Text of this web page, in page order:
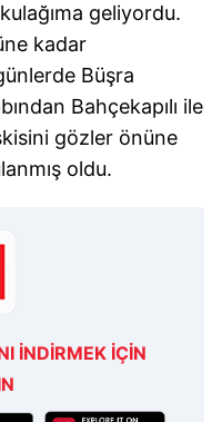
Kanunu uyarınca
okumak ve sitemizde
çerezlerle ilgili bilgi
kulağıma geliyordu.
kadar
Büşra
Bahçekapılı ile
gözler önüne
oldu.
İNDİRMEK İÇİN